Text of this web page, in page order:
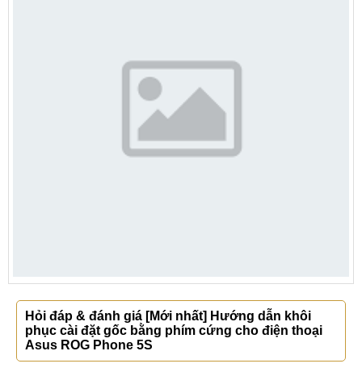
Hỏi đáp & đánh giá [Mới nhất] Hướng dẫn khôi
phục cài đặt gốc bằng phím cứng cho điện thoại
Asus ROG Phone 5S